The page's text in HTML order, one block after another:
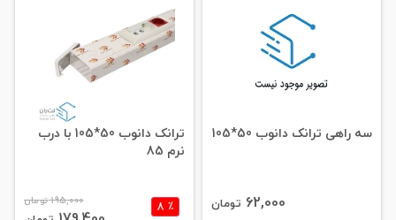
سه راهی ترانک دانوب 50*105
62,000 تومان
ترانک دانوب 50*105 با درب
نرم 85
195,000 تومان ٪ 8